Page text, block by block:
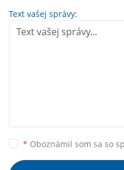
Text vašej správy:
* Oboznámil som sa so